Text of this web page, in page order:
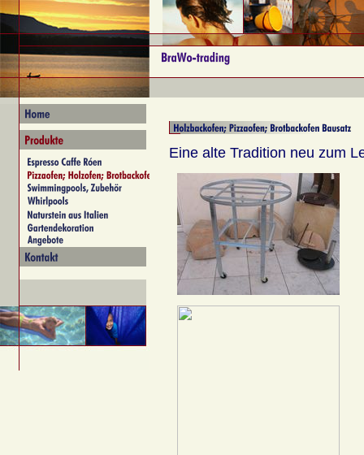
Eine alte Tradition neu zum